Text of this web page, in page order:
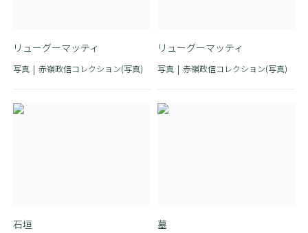
リューグーマッティ
写真 赤嶺政信コレクション(写真)
リューグーマッティ
写真 赤嶺政信コレクション(写真)
石垣 墓